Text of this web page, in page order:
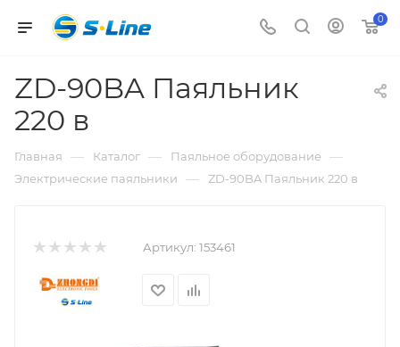
0
ZD-90BA Паяльник
220 в
Главная — Каталог — Паяльное оборудование —
Электрические паяльники — ZD-90BA Паяльник 220 в
Артикул: 153461